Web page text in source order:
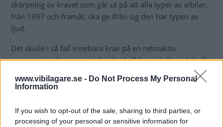
www.vibilagare.se - Do Not Process My Personal
Information
If you wish to opt-out of the sale, sharing to third parties, or
processing of your personal or sensitive information for
skärpning av kravet som går ut på att alla typer av elbilar,
från 1997 och framåt, ska ge ifrån sig den här typen av
ljud.
Det skulle i så fall innebära krav på en retroaktiv
anpassning, där ansvaret för återkallelse och åtgärd skulle
landa hos biltillverkarna. Berörda bilar som inte anpassas
skulle i ett sådant läge inte längre uppfylla gällande
amerikansk trafik.